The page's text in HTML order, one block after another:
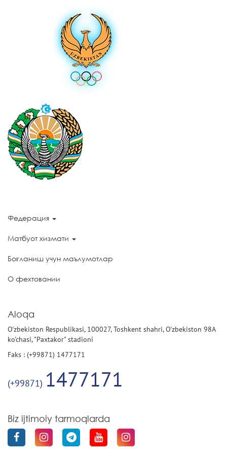
Федерация
Матбуот хизмати
Боғланиш учун маълумотлар
О фехтовании
Aloqa
O'zbekiston Respublikasi, 100027, Toshkent shahri, O'zbekiston 98A
ko'chasi, "Paxtakor" stadioni
Faks : (+99871) 1477171
(+99871) 1477171
Biz ijtimoiy tarmoqlarda